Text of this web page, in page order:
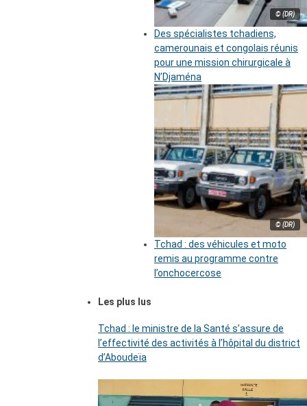
© (DR)
Des spécialistes tchadiens,
camerounais et congolais réunis
pour une mission chirurgicale à
N’Djaména
© (DR)
Tchad : des véhicules et moto
remis au programme contre
l’onchocercose
Les plus lus
Tchad : le ministre de la Santé s’assure de
l’effectivité des activités à l’hôpital du district
d’Aboudeïa